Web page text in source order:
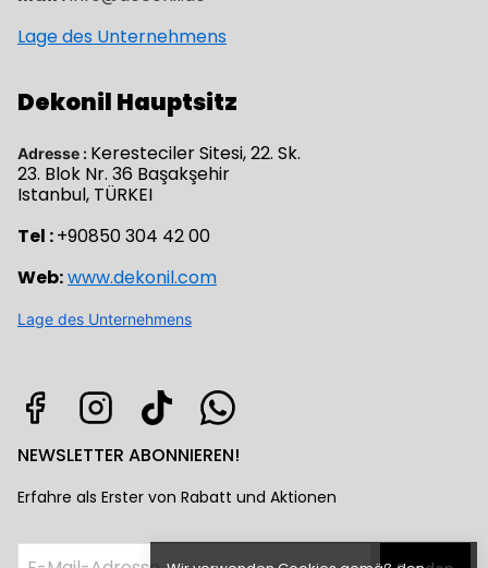
Lage des Unternehmens
Dekonil Hauptsitz
Adresse : Keresteciler Sitesi, 22. Sk.
23. Blok Nr. 36 Başakşehir
Istanbul, TÜRKEI
Tel :+90850 304 42 00
Web:www.dekonil.com
Lage des Unternehmens
NEWSLETTER ABONNIEREN!
Erfahre als Erster von Rabatt und Aktionen